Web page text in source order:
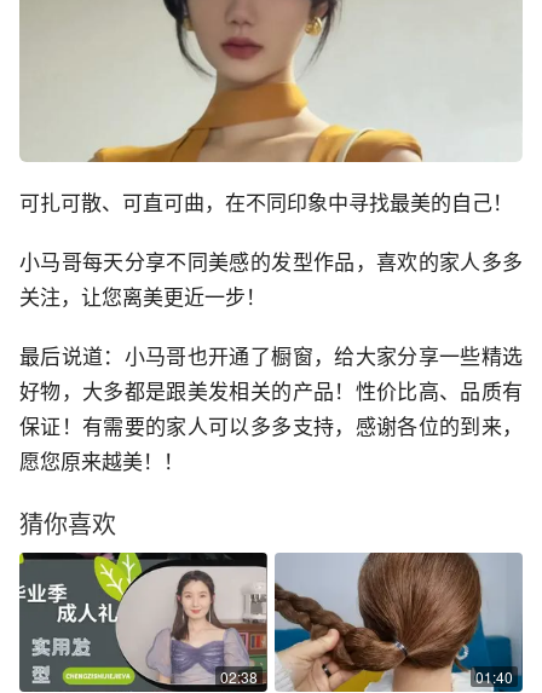
可扎可散、可直可曲，在不同印象中寻找最美的自己！
小马哥每天分享不同美感的发型作品，喜欢的家人多多
关注，让您离美更近一步！
最后说道：小马哥也开通了橱窗，给大家分享一些精选
好物，大多都是跟美发相关的产品！性价比高、品质有
保证！有需要的家人可以多多支持，感谢各位的到来，
愿您原来越美！！
猜你喜欢
02:38 01:40